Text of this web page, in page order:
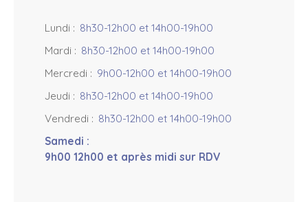
Lundi : 8h30-12h00 et 14h00-19h00
Mardi : 8h30-12h00 et 14h00-19h00
Mercredi : 9h00-12h00 et 14h00-19h00
Jeudi : 8h30-12h00 et 14h00-19h00
Vendredi : 8h30-12h00 et 14h00-19h00
Samedi :
9h00 12h00 et après midi sur RDV